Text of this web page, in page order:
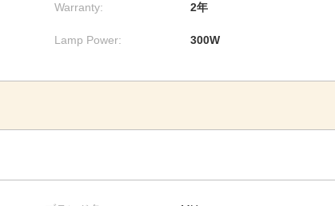
Warranty: 2年
Lamp Power: 300W